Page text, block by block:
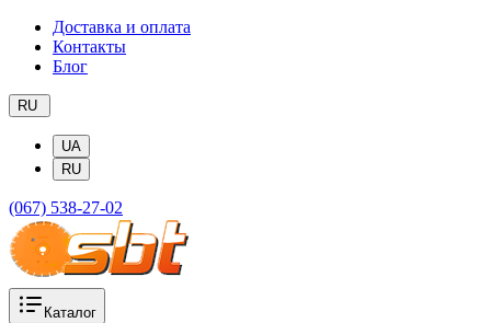
Доставка и оплата
Контакты
Блог
RU
UA
RU
(067) 538-27-02
Каталог